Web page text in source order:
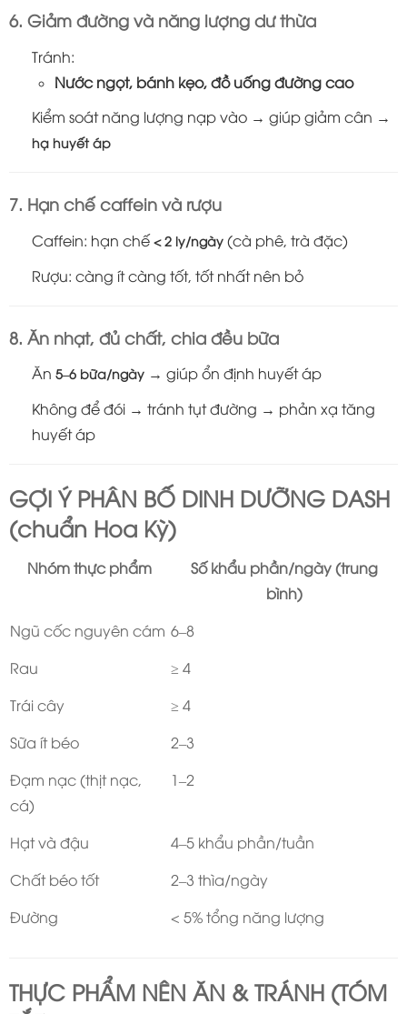
6. Giảm đường và năng lượng dư thừa
Tránh:
Nước ngọt, bánh kẹo, đồ uống đường cao
Kiểm soát năng lượng nạp vào → giúp giảm cân →
hạ huyết áp
7. Hạn chế caffein và rượu
Caffein: hạn chế< 2 ly/ngày (cà phê, trà đặc)
Rượu: càng ít càng tốt, tốt nhất nên bỏ
8. Ăn nhạt, đủ chất, chia đều bữa
Ăn 5–6 bữa/ngày → giúp ổn định huyết áp
Không để đói → tránh tụt đường → phản xạ tăng
huyết áp
GỢI Ý PHÂN BỐ DINH DƯỠNG DASH
(chuẩn Hoa Kỳ)
Nhóm thực phẩm
Số khẩu phần/ngày (trung
bình)
Ngũ cốc nguyên cám 6–8
Rau
≥ 4
Trái cây
≥ 4
Sữa ít béo
2–3
Đạm nạc (thịt nạc,
cá)
1–2
Hạt và đậu
4–5 khẩu phần/tuần
Chất béo tốt
2–3 thìa/ngày
Đường
< 5% tổng năng lượng
THỰC PHẨM NÊN ĂN & TRÁNH (TÓM